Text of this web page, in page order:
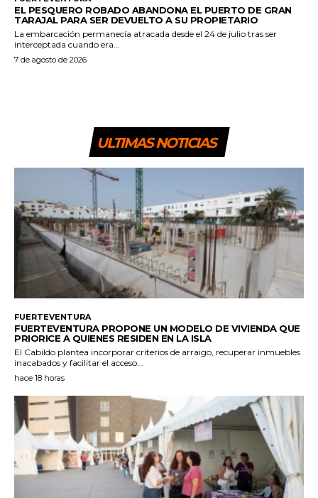
EL PESQUERO ROBADO ABANDONA EL PUERTO DE GRAN
TARAJAL PARA SER DEVUELTO A SU PROPIETARIO
La embarcación permanecía atracada desde el 24 de julio tras ser
interceptada cuando era...
7 de agosto de 2026
ULTIMAS NOTICIAS
FUERTEVENTURA
FUERTEVENTURA PROPONE UN MODELO DE VIVIENDA QUE
PRIORICE A QUIENES RESIDEN EN LA ISLA
El Cabildo plantea incorporar criterios de arraigo, recuperar inmuebles
inacabados y facilitar el acceso...
hace 18 horas